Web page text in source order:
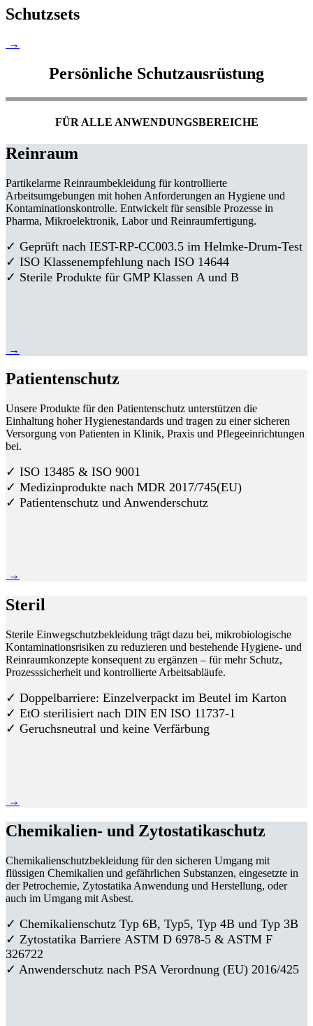
Schutzsets
→
Persönliche Schutzausrüstung
FÜR ALLE ANWENDUNGSBEREICHE
Reinraum
Partikelarme Reinraumbekleidung für kontrollierte
Arbeitsumgebungen mit hohen Anforderungen an Hygiene und
Kontaminationskontrolle. Entwickelt für sensible Prozesse in
Pharma, Mikroelektronik, Labor und Reinraumfertigung.
✓ Geprüft nach IEST-RP-CC003.5 im Helmke-Drum-Test
✓ ISO Klassenempfehlung nach ISO 14644
✓ Sterile Produkte für GMP Klassen A und B
→
Patientenschutz
Unsere Produkte für den Patientenschutz unterstützen die
Einhaltung hoher Hygienestandards und tragen zu einer sicheren
Versorgung von Patienten in Klinik, Praxis und Pflegeeinrichtungen
bei.
✓ ISO 13485 & ISO 9001
✓ Medizinprodukte nach MDR 2017/745(EU)
✓ Patientenschutz und Anwenderschutz
→
Steril
Sterile Einwegschutzbekleidung trägt dazu bei, mikrobiologische
Kontaminationsrisiken zu reduzieren und bestehende Hygiene- und
Reinraumkonzepte konsequent zu ergänzen – für mehr Schutz,
Prozesssicherheit und kontrollierte Arbeitsabläufe.
✓ Doppelbarriere: Einzelverpackt im Beutel im Karton
✓ EtO sterilisiert nach DIN EN ISO 11737-1
✓ Geruchsneutral und keine Verfärbung
→
Chemikalien- und Zytostatikaschutz
Chemikalienschutzbekleidung für den sicheren Umgang mit
flüssigen Chemikalien und gefährlichen Substanzen, eingesetzte in
der Petrochemie, Zytostatika Anwendung und Herstellung, oder
auch im Umgang mit Asbest.
✓ Chemikalienschutz Typ 6B, Typ5, Typ 4B und Typ 3B
✓ Zytostatika Barriere ASTM D 6978-5 & ASTM F
326722
✓ Anwenderschutz nach PSA Verordnung (EU) 2016/425